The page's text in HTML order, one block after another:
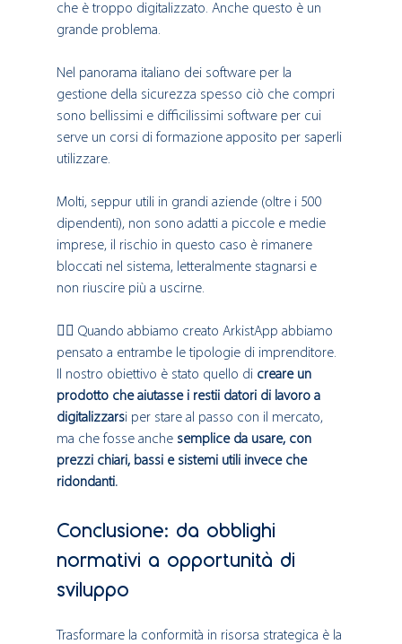
che è troppo digitalizzato. Anche questo è un
grande problema.
Nel panorama italiano dei software per la
gestione della sicurezza spesso ciò che compri
sono bellissimi e difficilissimi software per cui
serve un corsi di formazione apposito per saperli
utilizzare.
Molti, seppur utili in grandi aziende (oltre i 500
dipendenti), non sono adatti a piccole e medie
imprese, il rischio in questo caso è rimanere
bloccati nel sistema, letteralmente stagnarsi e
non riuscire più a uscirne.
👉🏻 Quando abbiamo creato ArkistApp abbiamo
pensato a entrambe le tipologie di imprenditore.
Il nostro obiettivo è stato quello di creare un
prodotto che aiutasse i restii datori di lavoro a
digitalizzarsi per stare al passo con il mercato,
ma che fosse anche semplice da usare, con
prezzi chiari, bassi e sistemi utili invece che
ridondanti.
Conclusione: da obblighi
normativi a opportunità di
sviluppo
Trasformare la conformità in risorsa strategica è la